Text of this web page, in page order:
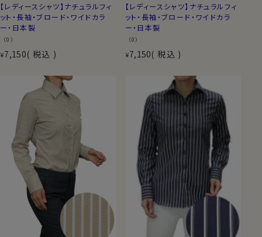
【レディースシャツ】ナチュラルフィ
ット・長袖・ブロード・ワイドカラ
ー・日本製
（0）
¥7,150 税込
【レディースシャツ】ナチュラルフィ
ット・長袖・ブロード・ワイドカラ
ー・日本製
（0）
¥7,150 税込